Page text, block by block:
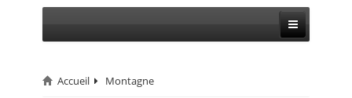
CIRCUIT
Accueil Montagne